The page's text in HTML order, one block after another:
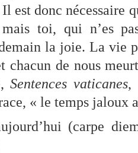
est donc nécessaire
toi, qui n’es
la joie. La vie
chacun de nous
Sentences vaticanes,
« le temps jaloux
(carpe